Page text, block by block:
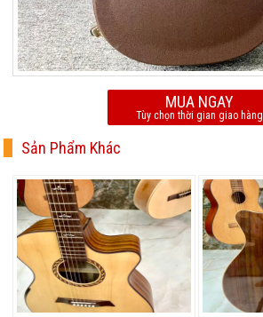
MUA NGAY
Tùy chọn thời gian giao hàng
Sản Phẩm Khác